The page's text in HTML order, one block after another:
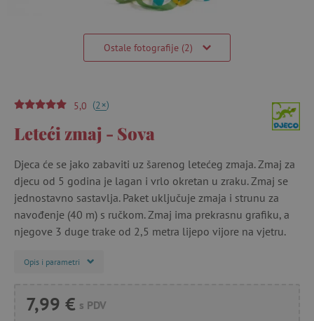
Ostale fotografije (2)
5,0 (2+)
Leteći zmaj - Sova
Djeca će se jako zabaviti uz šarenog letećeg zmaja. Zmaj za
djecu od 5 godina je lagan i vrlo okretan u zraku. Zmaj se
jednostavno sastavlja. Paket uključuje zmaja i strunu za
navođenje (40 m) s ručkom. Zmaj ima prekrasnu grafiku, a
njegove 3 duge trake od 2,5 metra lijepo vijore na vjetru.
Opis i parametri
7,99 € s PDV